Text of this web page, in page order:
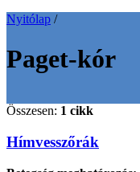
Nyitólap /
Paget-kór
Összesen: 1 cikk
Hímvesszőrák